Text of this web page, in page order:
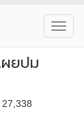
ผยปม
27,338